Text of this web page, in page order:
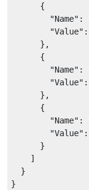
      {
"Name" :
"Value" :
      },
      {
"Name" :
"Value" :
      },
      {
"Name" :
"Value" :
      }
    ]
  }